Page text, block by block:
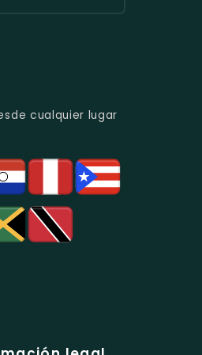
cualquier lugar